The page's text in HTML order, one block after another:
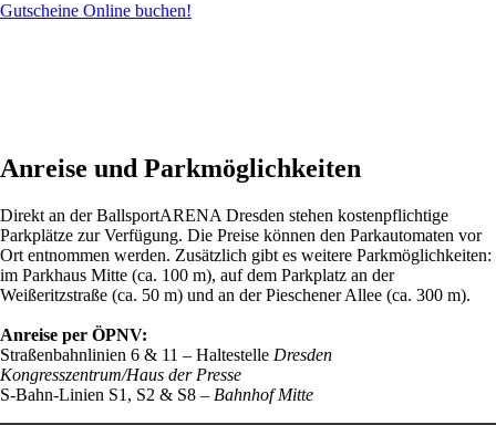
Gutscheine Online buchen!
Anreise und Parkmöglichkeiten
Direkt an der BallsportARENA Dresden stehen kostenpflichtige
Parkplätze zur Verfügung. Die Preise können den Parkautomaten vor
Ort entnommen werden. Zusätzlich gibt es weitere Parkmöglichkeiten:
im Parkhaus Mitte (ca. 100 m), auf dem Parkplatz an der
Weißeritzstraße (ca. 50 m) und an der Pieschener Allee (ca. 300 m).
Anreise per ÖPNV:
Straßenbahnlinien 6 & 11 – Haltestelle Dresden
Kongresszentrum/Haus der Presse
S-Bahn-Linien S1, S2 & S8 – Bahnhof Mitte